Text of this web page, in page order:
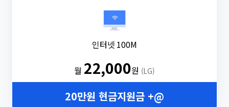
인터넷 100M
월 22,000원 (LG)
20만원 현금지원금 +@